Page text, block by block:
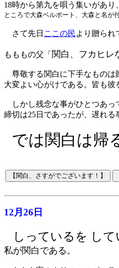
18時から第九を唄う集いがあ
ところで大森ベルポート、大森と名が
さて先日 ここの民より贈られ
もももの父「 関白、フカヒレ
尊敬する関白に下手なものは
大変よい心がけである。皆も
しかし残念な事がひとつあっ
締切は25日であったが、遅れ
では関白は帰
12月26日
しっているを して
私が関白である。